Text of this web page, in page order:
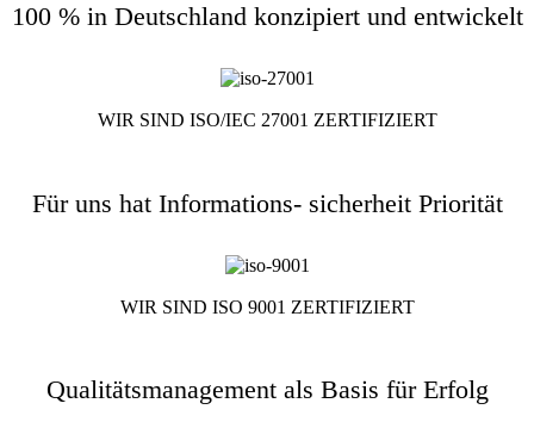
100 % in Deutschland konzipiert und entwickelt
WIR SIND ISO/IEC 27001 ZERTIFIZIERT
Für uns hat Informations- sicherheit Priorität
WIR SIND ISO 9001 ZERTIFIZIERT
Qualitätsmanagement als Basis für Erfolg